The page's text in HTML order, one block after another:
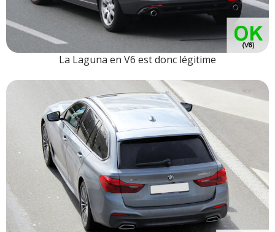
La Laguna en V6 est donc légitime